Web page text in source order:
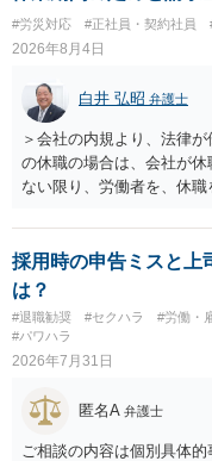
に有効になるわけではあ
基法16条で無効となる余
損害と比べて過大なら無
交渉は一般的です。 交渉
ースにする、算定根拠を
費・未回収費用のみ」に
前に契約書の内容をレビ
す。 争点は、契約類型が
るか、解除事由が双方に
合理的か、という複数論
バランスの問題もあります
コストを抑えやすいので
をお勧めします。 ・事務
ト側に損害賠償が発生する
し、事務所側が一方的に
は、合理性や対価性を欠く
の重大な契約違反がある
あります。
#労災対応 #正社員・契約社員
2026年8月4日
白井 弘昭 弁護士
＞会社の内規より、法律
の休職の場合は、会社が
ない限り、労働者を、休
期間満了による退職は、
ください。 仮に会社が打
に当たります。 ＞労災の
に、受け取れる金銭はあり
の安全配慮義務違反が認め
責任（治療費、通院慰謝料
災での第三者行為傷害（
第三者の賠償責任も考え
ら控除（損益相殺）され
採用時の申告ミスと上
は？
#退職勧奨 #セクハラ #労働・
#パワハラ
2026年7月31日
匿名A 弁護士
ご相談の内容は個別具体